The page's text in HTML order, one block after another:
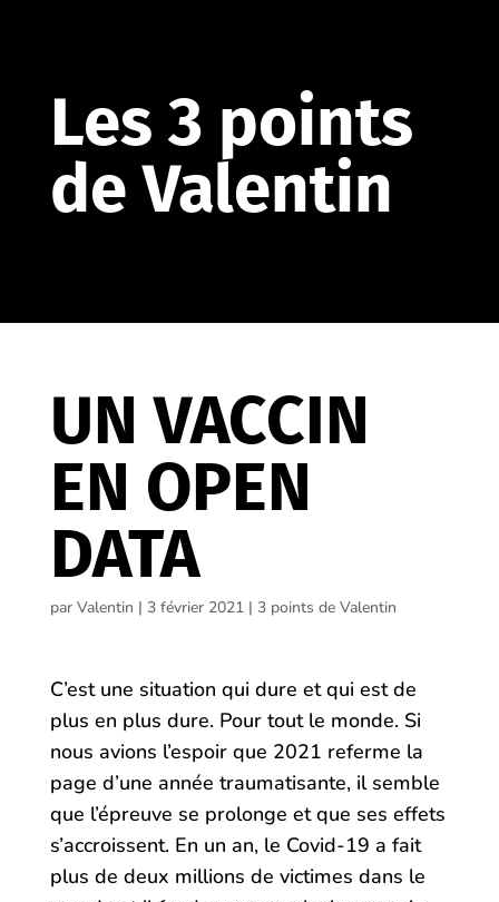
Les 3 points
de Valentin
UN VACCIN
EN OPEN
DATA
par Valentin | 3 février 2021| 3 points de Valentin
C’est une situation qui dure et qui est de
plus en plus dure. Pour tout le monde. Si
nous avions l’espoir que 2021 referme la
page d’une année traumatisante, il semble
que l’épreuve se prolonge et que ses effets
s’accroissent. En un an, le Covid-19 a fait
plus de deux millions de victimes dans le